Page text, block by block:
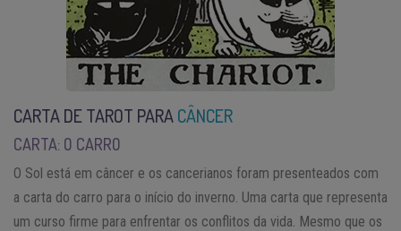
CARTA DE TAROT PARACÂNCER
CARTA: O CARRO
O Sol está em câncer e os cancerianos foram presenteados com
a carta do carro para o início do inverno. Uma carta que representa
um curso firme para enfrentar os conflitos da vida. Mesmo que os